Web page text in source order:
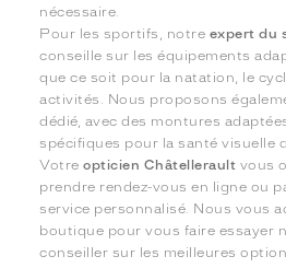
nécessaire.
Pour les sportifs, notre expert du
conseille sur les équipements
que ce soit pour la natation, le
activités. Nous proposons
dédié, avec des montures
spécifiques pour la santé visuelle
Votreopticien Châtellerault vous
prendre rendez-vous en ligne ou
service personnalisé. Nous vous
boutique pour vous faire essayer
conseiller sur les meilleures